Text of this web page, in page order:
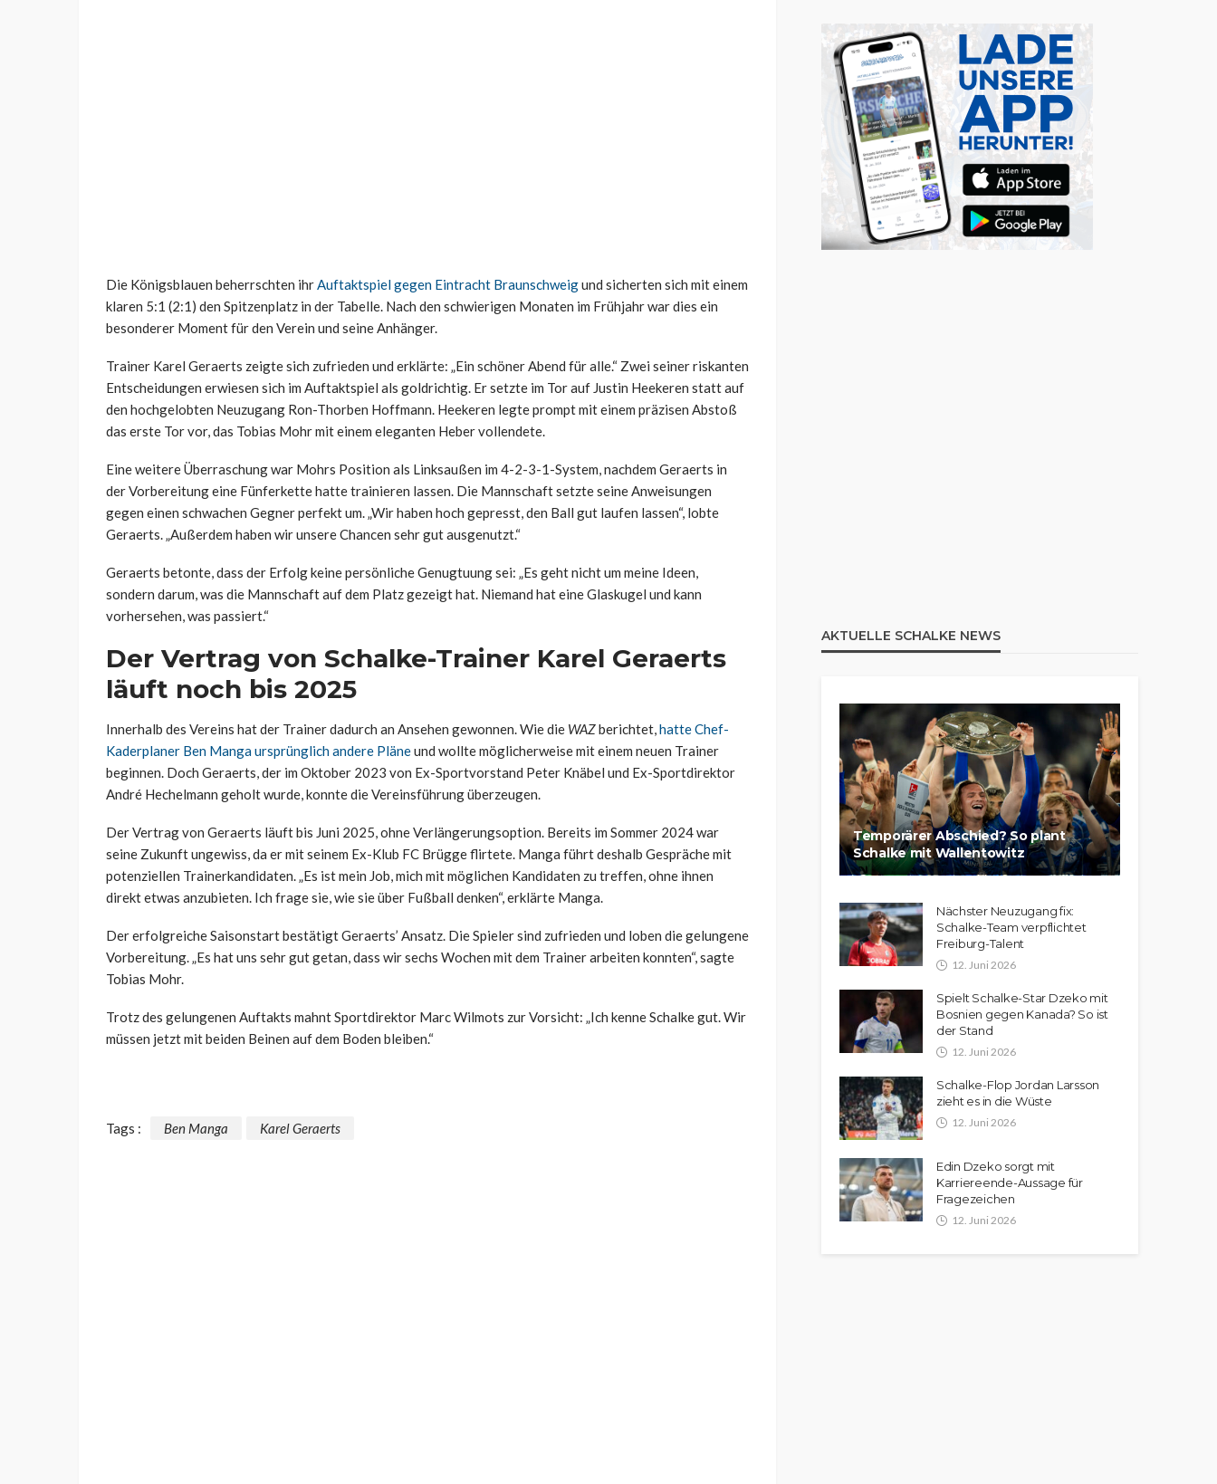
Die Königsblauen beherrschten ihrAuftaktspiel gegen Eintracht Braunschweigund sicherten sich mit einem
klaren 5:1 (2:1) den Spitzenplatz in der Tabelle. Nach den schwierigen Monaten im Frühjahr war dies ein
besonderer Moment für den Verein und seine Anhänger.
Trainer Karel Geraerts zeigte sich zufrieden und erklärte: „Ein schöner Abend für alle.“ Zwei seiner riskanten
Entscheidungen erwiesen sich im Auftaktspiel als goldrichtig. Er setzte im Tor auf Justin Heekeren statt auf
den hochgelobten Neuzugang Ron-Thorben Hoffmann. Heekeren legte prompt mit einem präzisen Abstoß
das erste Tor vor, das Tobias Mohr mit einem eleganten Heber vollendete.
Eine weitere Überraschung war Mohrs Position als Linksaußen im 4-2-3-1-System, nachdem Geraerts in
der Vorbereitung eine Fünferkette hatte trainieren lassen. Die Mannschaft setzte seine Anweisungen
gegen einen schwachen Gegner perfekt um. „Wir haben hoch gepresst, den Ball gut laufen lassen“, lobte
Geraerts. „Außerdem haben wir unsere Chancen sehr gut ausgenutzt.“
Geraerts betonte, dass der Erfolg keine persönliche Genugtuung sei: „Es geht nicht um meine Ideen,
sondern darum, was die Mannschaft auf dem Platz gezeigt hat. Niemand hat eine Glaskugel und kann
vorhersehen, was passiert.“
Der Vertrag von Schalke-Trainer Karel Geraerts
läuft noch bis 2025
Innerhalb des Vereins hat der Trainer dadurch an Ansehen gewonnen. Wie die WAZberichtet,hatte Chef-
Kaderplaner Ben Manga ursprünglich andere Pläneund wollte möglicherweise mit einem neuen Trainer
beginnen. Doch Geraerts, der im Oktober 2023 von Ex-Sportvorstand Peter Knäbel und Ex-Sportdirektor
André Hechelmann geholt wurde, konnte die Vereinsführung überzeugen.
Der Vertrag von Geraerts läuft bis Juni 2025, ohne Verlängerungsoption. Bereits im Sommer 2024 war
seine Zukunft ungewiss, da er mit seinem Ex-Klub FC Brügge flirtete. Manga führt deshalb Gespräche mit
potenziellen Trainerkandidaten. „Es ist mein Job, mich mit möglichen Kandidaten zu treffen, ohne ihnen
direkt etwas anzubieten. Ich frage sie, wie sie über Fußball denken“, erklärte Manga.
Der erfolgreiche Saisonstart bestätigt Geraerts’ Ansatz. Die Spieler sind zufrieden und loben die gelungene
Vorbereitung. „Es hat uns sehr gut getan, dass wir sechs Wochen mit dem Trainer arbeiten konnten“, sagte
Tobias Mohr.
Trotz des gelungenen Auftakts mahnt Sportdirektor Marc Wilmots zur Vorsicht: „Ich kenne Schalke gut. Wir
müssen jetzt mit beiden Beinen auf dem Boden bleiben.“
Tags : Ben Manga Karel Geraerts
AKTUELLE SCHALKE NEWS
Temporärer Abschied? So plant
Schalke mit Wallentowitz
Nächster Neuzugang fix:
Schalke-Team verpflichtet
Freiburg-Talent
12. Juni 2026
Spielt Schalke-Star Dzeko mit
Bosnien gegen Kanada? So ist
der Stand
12. Juni 2026
Schalke-Flop Jordan Larsson
zieht es in die Wüste
12. Juni 2026
Edin Dzeko sorgt mit
Karriereende-Aussage für
Fragezeichen
12. Juni 2026